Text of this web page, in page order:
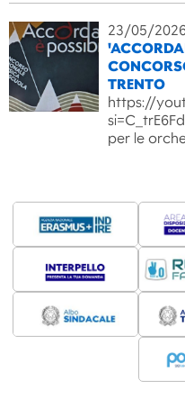
23/05/
TRENTO
https://
per le